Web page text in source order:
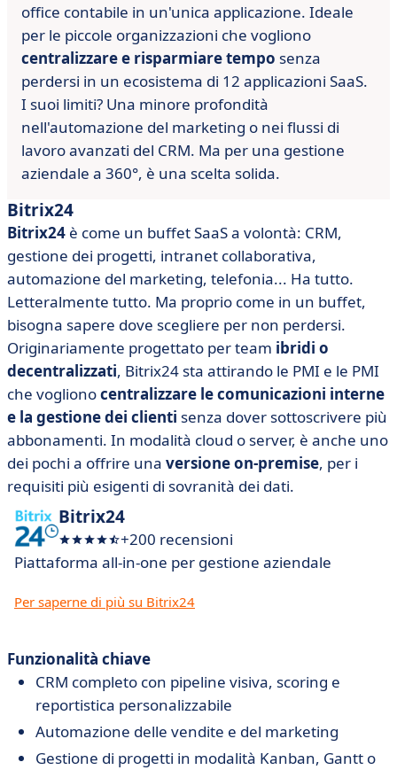
office contabile in un'unica applicazione. Ideale
per le piccole organizzazioni che vogliono
centralizzare e risparmiare tempo senza
perdersi in un ecosistema di 12 applicazioni SaaS.
I suoi limiti? Una minore profondità
nell'automazione del marketing o nei flussi di
lavoro avanzati del CRM. Ma per una gestione
aziendale a 360°, è una scelta solida.
Bitrix24
Bitrix24 è come un buffet SaaS a volontà: CRM,
gestione dei progetti, intranet collaborativa,
automazione del marketing, telefonia... Ha tutto.
Letteralmente tutto. Ma proprio come in un buffet,
bisogna sapere dove scegliere per non perdersi.
Originariamente progettato per team ibridi o
decentralizzati, Bitrix24 sta attirando le PMI e le PMI
che voglionocentralizzare le comunicazioni interne
e la gestione dei clienti senza dover sottoscrivere più
abbonamenti. In modalità cloud o server, è anche uno
dei pochi a offrire una versione on-premise, per i
requisiti più esigenti di sovranità dei dati.
Bitrix24
+200 recensioni
Piattaforma all-in-one per gestione aziendale
Per saperne di più su Bitrix24
Funzionalità chiave
CRM completo con pipeline visiva, scoring e
reportistica personalizzabile
Automazione delle vendite e del marketing
Gestione di progetti in modalità Kanban, Gantt o